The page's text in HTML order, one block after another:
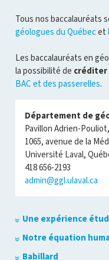
Tous nos baccalauréats
géologues du Québecet
Les baccalauréats en
la possibilité de créditer
BAC et des passerelles.
Département de
Pavillon Adrien-
1065, avenue de la
Université Laval,
418 656-2193
admin@ggl.ulaval.ca
Une expérience
Notre équation
Babillard